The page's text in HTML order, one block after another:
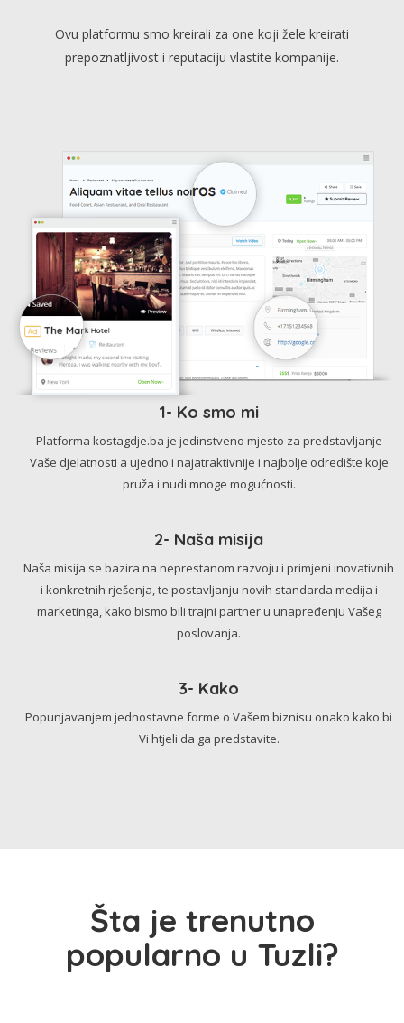
Ovu platformu smo kreirali za one koji žele kreirati
prepoznatljivost i reputaciju vlastite kompanije.
1- Ko smo mi
Platforma kostagdje.ba je jedinstveno mjesto za predstavljanje
Vaše djelatnosti a ujedno i najatraktivnije i najbolje odredište koje
pruža i nudi mnoge mogućnosti.
2- Naša misija
Naša misija se bazira na neprestanom razvoju i primjeni inovativnih
i konkretnih rješenja, te postavljanju novih standarda medija i
marketinga, kako bismo bili trajni partner u unapređenju Vašeg
poslovanja.
3- Kako
Popunjavanjem jednostavne forme o Vašem biznisu onako kako bi
Vi htjeli da ga predstavite.
Šta je trenutno
popularno u Tuzli?